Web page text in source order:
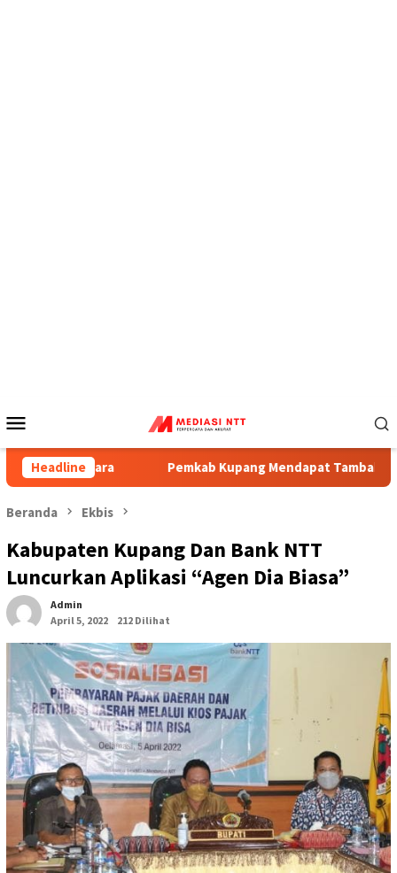
Mobile
HeadlinePemkab Kupang Mendapat Tambahan Anggaran
Beranda Ekbis
Kabupaten Kupang Dan Bank NTT
Luncurkan Aplikasi “Agen Dia Biasa”
Admin
April 5, 2022
212 Dilihat